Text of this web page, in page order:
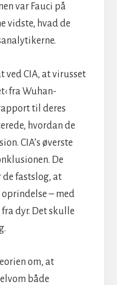
var Fauci på
vidste, hvad de
ved CIA, at virusset
fra Wuhan-
til deres
hvordan de
CIA’s øverste
De
fastslog, at
– med
dyr. Det skulle
om, at
både